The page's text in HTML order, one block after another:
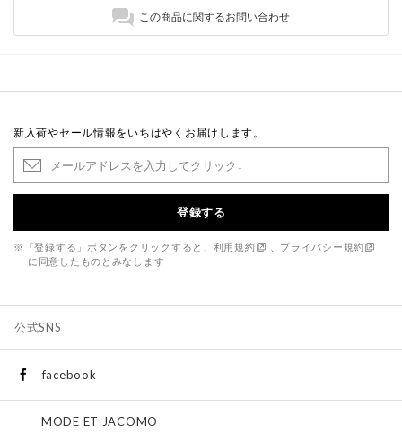
この商品に関するお問い合わせ
新入荷やセール情報をいちはやくお届けします。
登録する
※「登録する」ボタンをクリックすると、 利用規約
プライバシー規約
に同意したものとみなします
公式SNS
facebook
MODE ET JACOMO